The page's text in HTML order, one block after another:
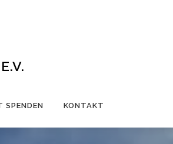
SPENDEN KONTAKT